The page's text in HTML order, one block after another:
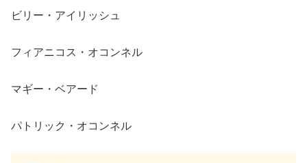
ビリー・アイリッシュ
フィアニコス・オコンネル
マギー・ベアード
パトリック・オコンネル